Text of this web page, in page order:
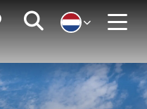
FavorietenZoeken